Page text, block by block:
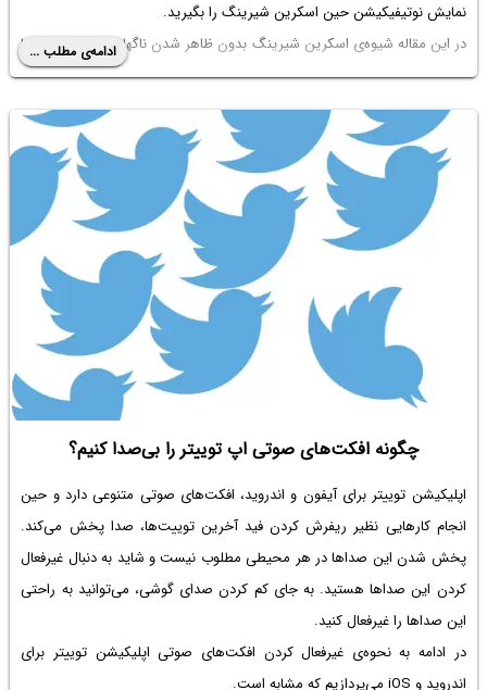
نمایش نوتیفیکیشن حین اسکرین شیرینگ را بگیرید.
در این مقاله شیوه‌ی اسکرین شیرینگ بدون ظاهر شدن ناگهانی نوتیفیکیشن‌ها
را بررسی می‌کنیم. با ما باشید.
ادامه‌ی مطلب ...
چگونه افکت‌های صوتی اپ توییتر را بی‌صدا کنیم؟
اپلیکیشن توییتر برای آیفون و اندروید، افکت‌های صوتی متنوعی دارد و حین
انجام کارهایی نظیر ریفرش کردن فید آخرین توییت‌ها، صدا پخش می‌کند.
پخش شدن این صداها در هر محیطی مطلوب نیست و شاید به دنبال غیرفعال
کردن این صداها هستید. به جای کم کردن صدای گوشی، می‌توانید به راحتی
این صداها را غیرفعال کنید.
در ادامه به نحوه‌ی غیرفعال کردن افکت‌های صوتی اپلیکیشن توییتر برای
اندروید و iOS می‌پردازیم که مشابه است.